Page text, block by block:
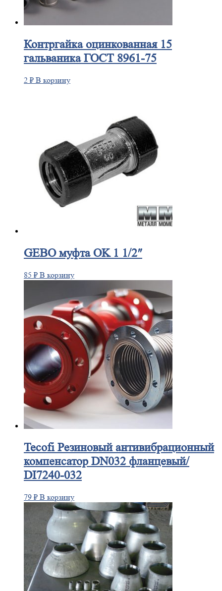
Контргайкаоцинкованная 15
гальваника ГОСТ 8961-75
2 ₽ В корзину
GEBOмуфта OK 1 1/2″
85 ₽ В корзину
Tecofi Резиновый антивибрационный
компенсатор DN032 фланцевый/
DI7240-032
79 ₽ В корзину